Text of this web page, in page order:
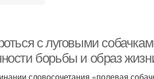
с луговыми
борьбы и образ